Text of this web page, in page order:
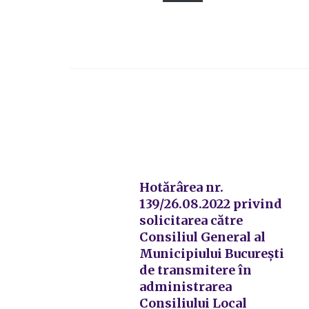
Hotărârea nr.
139/26.08.2022 privind
solicitarea către
Consiliul General al
Municipiului București
de transmitere în
administrarea
Consiliului Local